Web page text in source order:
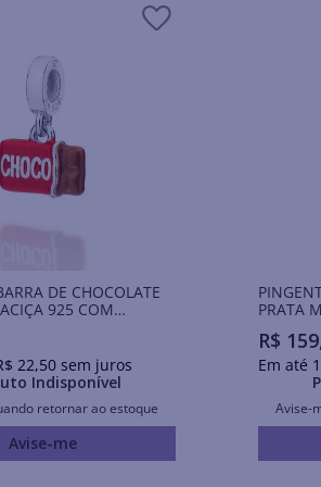
DE CHOCOLATE
925 COM
RESINA
22,50sem juros
Indisponível
retornar ao estoque
Avise-me
PRATA
R$ 159
Em até
Avise-